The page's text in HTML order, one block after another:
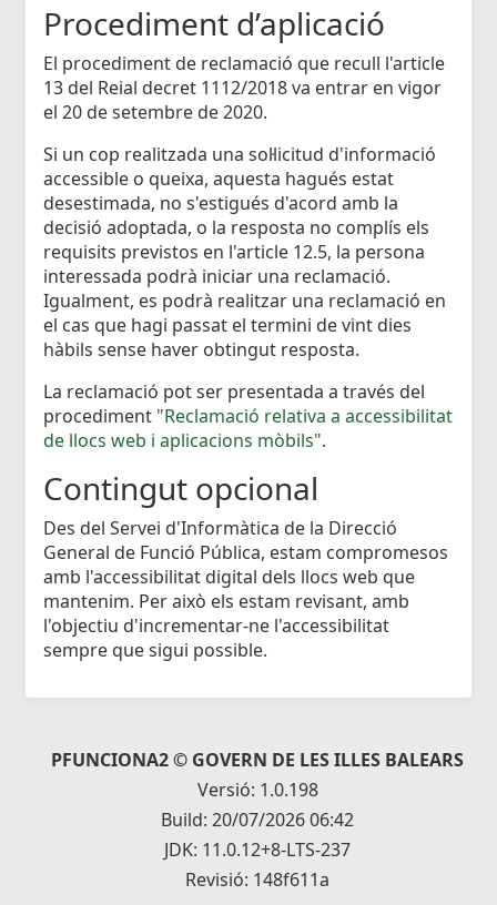
Procediment d’aplicació
El procediment de reclamació que recull l'article
13 del Reial decret 1112/2018 va entrar en vigor
el 20 de setembre de 2020.
Si un cop realitzada una sol·licitud d'informació
accessible o queixa, aquesta hagués estat
desestimada, no s'estigués d'acord amb la
decisió adoptada, o la resposta no complís els
requisits previstos en l'article 12.5, la persona
interessada podrà iniciar una reclamació.
Igualment, es podrà realitzar una reclamació en
el cas que hagi passat el termini de vint dies
hàbils sense haver obtingut resposta.
La reclamació pot ser presentada a través del
procediment "Reclamació relativa a accessibilitat
de llocs web i aplicacions mòbils".
Contingut opcional
Des del Servei d'Informàtica de la Direcció
General de Funció Pública, estam compromesos
amb l'accessibilitat digital dels llocs web que
mantenim. Per això els estam revisant, amb
l'objectiu d'incrementar-ne l'accessibilitat
sempre que sigui possible.
PFUNCIONA2 © GOVERN DE LES ILLES BALEARS
Versió: 1.0.198
Build: 20/07/2026 06:42
JDK: 11.0.12+8-LTS-237
Revisió: 148f611a